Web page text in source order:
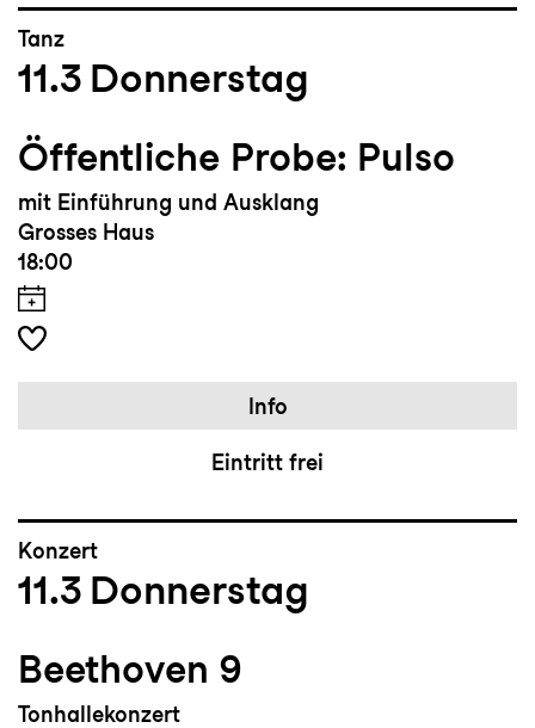
Tanz
11.3 Donnerstag
Öffentliche Probe: Pulso
mit Einführung und Ausklang
Grosses Haus
18:00
Info
Eintritt frei
Konzert
11.3 Donnerstag
Beethoven 9
Tonhallekonzert